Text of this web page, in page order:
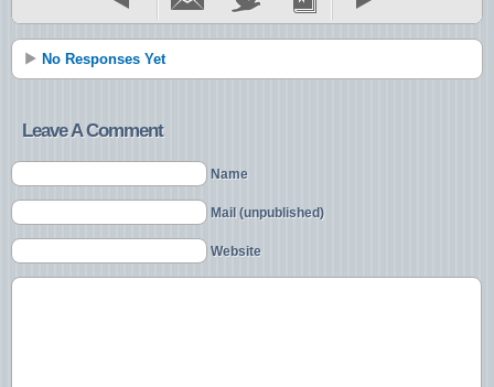
No Responses Yet
Leave A Comment
Name
Mail (unpublished)
Website